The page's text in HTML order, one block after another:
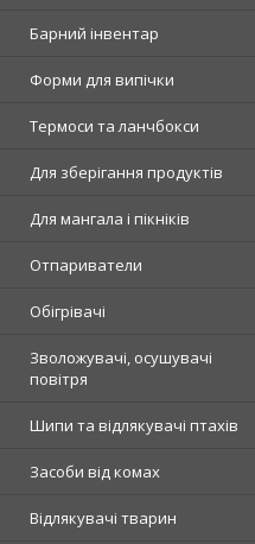
Барний інвентар
Форми для випічки
Термоси та ланчбокси
Для зберігання продуктів
Для мангала і пікніків
Отпариватели
Обігрівачі
Зволожувачі, осушувачі
повітря
Шипи та відлякувачі птахів
Засоби від комах
Відлякувачі тварин